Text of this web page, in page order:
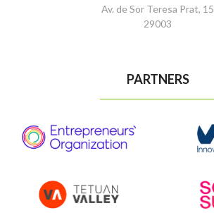
Av. de Sor Teresa Prat, 15
29003
PARTNERS